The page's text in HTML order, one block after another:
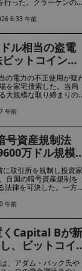
行った。クラーケンの
延期されている。
6:33 午前
ル相当の盗電
ットコイン採
の電力の不正使用が疑
を家宅捜索した。当局
大規模な取り締まりの
午前
号資産規制法
万ドル規模
受け、詐欺捜
的対立が激化
取引所を規制し投資家
自国の暗号資産規制を
法律を可決した。一方
」について捜査を進め
いる。
午前
くCapital Bが新
、ビットコイ
保有総量は
、アダム・バック氏や